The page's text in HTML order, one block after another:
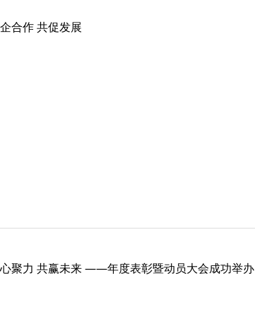
合作 共促发展
聚力 共赢未来 ——年度表彰暨动员大会成功举办